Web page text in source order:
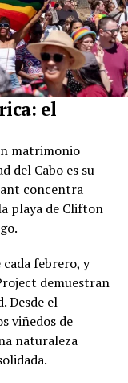
el
matrimonio
del Cabo es su
concentra
playa de Clifton
febrero, y
demuestran
Desde el
viñedos de
naturaleza